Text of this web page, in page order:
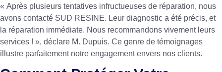
« Après plusieurs tentatives infructueuses de réparation, nous
avons contacté SUD RESINE. Leur diagnostic a été précis, et
la réparation immédiate. Nous recommandons vivement leurs
services ! », déclare M. Dupuis. Ce genre de témoignages
illustre parfaitement notre engagement envers nos clients.